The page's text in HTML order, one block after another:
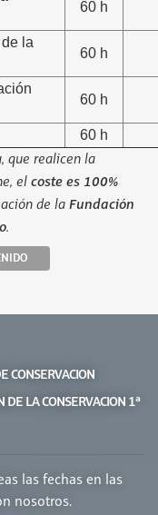
60 h
la
60 h
60 h
60 h
que realicen la
el coste es 100%
de laFundación
.
CONSERVACION
LA CONSERVACION 1ª
las fechas en las
nosotros.